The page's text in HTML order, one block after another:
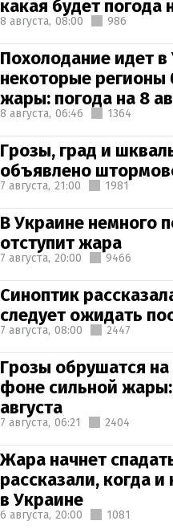
какая будет погода
8 августа, 08:00 986
Похолодание идет в
некоторые регионы
жары: погода на 8
8 августа, 06:46 1364
Грозы, град и
объявлено
7 августа, 21:00 1981
В Украине немного
отступит жара
7 августа, 20:00 9466
Синоптик
следует ожидать
7 августа, 08:00 2447
Грозы обрушатся на
фоне сильной жары:
августа
7 августа, 06:21 2404
Жара начнет
рассказали, когда
в Украине
6 августа, 20:00 1081